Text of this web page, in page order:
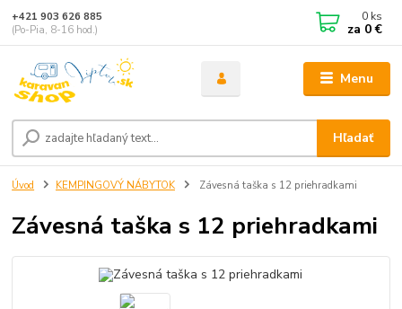
Menu
Hľadať
+421 903 626 885
(Po-Pia, 8-16 hod.)
0 ks
za 0 €
Úvod KEMPINGOVÝ NÁBYTOK Závesná taška s 12 priehradkami
Závesná taška s 12 priehradkami